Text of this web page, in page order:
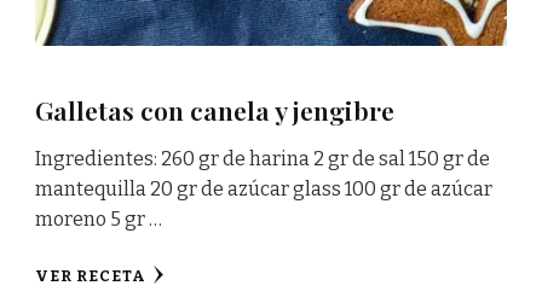
Galletas con canela y jengibre
Ingredientes: 260 gr de harina 2 gr de sal 150 gr de
mantequilla 20 gr de azúcar glass 100 gr de azúcar
moreno 5 gr …
VER RECETA